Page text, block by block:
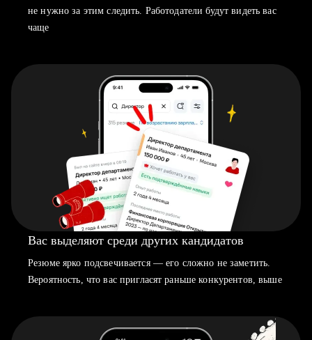
не нужно за этим следить. Работодатели будут видеть вас
чаще
Вас выделяют среди других кандидатов
Резюме ярко подсвечивается — его сложно не заметить.
Вероятность, что вас пригласят раньше конкурентов, выше